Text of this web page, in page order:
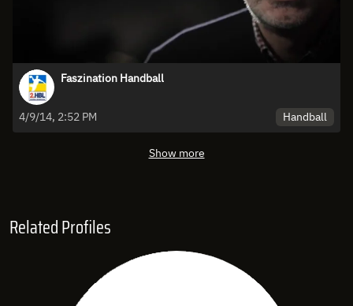
Faszination Handball
4/9/14, 2:52 PM Handball
Show more
Related Profiles